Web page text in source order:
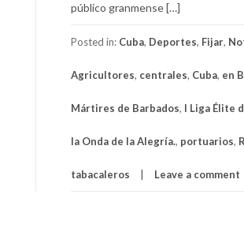
público granmense […]
Posted in: Cuba, Deportes, Fijar,
Agricultores, centrales, Cuba, en
Mártires de Barbados, I Liga Élite
la Onda de la Alegría., portuarios,
tabacaleros Leave a comment